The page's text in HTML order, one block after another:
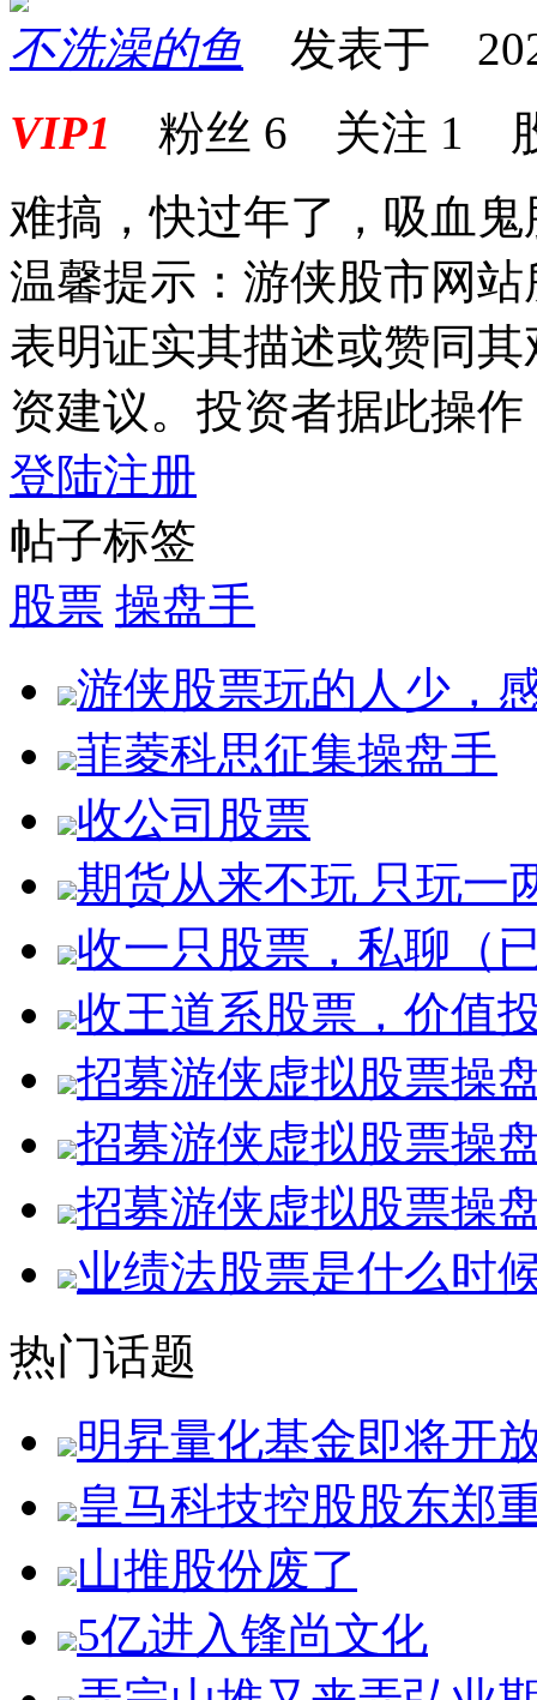
不洗澡的鱼 发表于
VIP1 粉丝 6 关注 1
难搞，快过年了，吸血
温馨提示：游侠股市网
表明证实其描述或赞同
资建议。投资者据此操
登陆注册
帖子标签
股票 操盘手
游侠股票玩的人少，
菲菱科思征集操盘手
收公司股票
期货从来不玩 只玩一
收一只股票，私聊（
收王道系股票，价值
招募游侠虚拟股票操
招募游侠虚拟股票操
招募游侠虚拟股票操
业绩法股票是什么时
热门话题
明昇量化基金即将开
皇马科技控股股东郑
山推股份废了
5亿进入锋尚文化